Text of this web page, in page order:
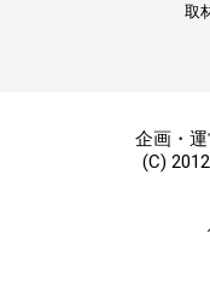
取
企画・
(C)